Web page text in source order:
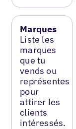
Marques
Liste les
marques
que tu
vends ou
représentes
pour
attirer les
clients
intéressés.